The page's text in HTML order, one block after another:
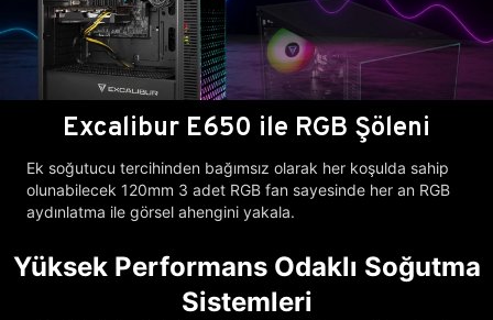
Excalibur E650 ile RGB Şöleni
Ek soğutucu tercihinden bağımsız olarak her koşulda sahip
olunabilecek 120mm 3 adet RGB fan sayesinde her an RGB
aydınlatma ile görsel ahengini yakala.
Yüksek Performans Odaklı Soğutma
Sistemleri